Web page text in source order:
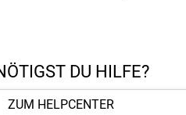
DU HILFE?
ZUM HELPCENTER